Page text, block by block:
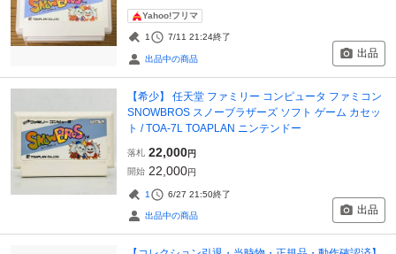
Yahoo!フリマ
1 7/11 21:24終了
出品中の商品 出品
【希少】 任天堂 ファミリー コンピュータ ファミコン
SNOWBROS スノーブラザーズ ソフト ゲーム カセッ
ト / TOA-7L TOAPLAN ニンテンドー
落札 22,000円
開始 22,000円
1 6/27 21:50終了
出品中の商品 出品